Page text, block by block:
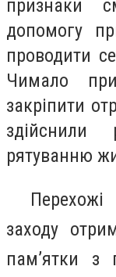
признаки
допомогу
проводити
Чимало
закріпити
здійснили
рятуванню
заходу
пам’ятки з